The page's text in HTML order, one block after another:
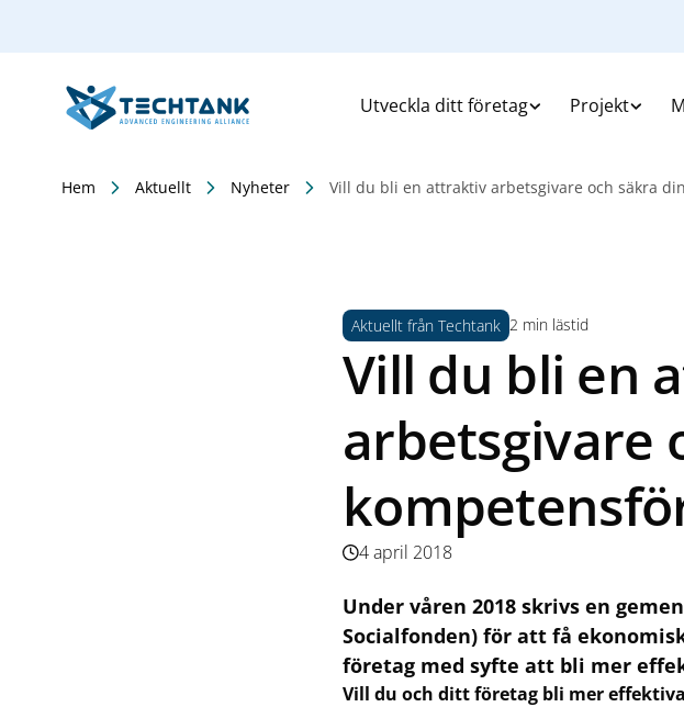
Utveckla ditt företag Projekt
Hem Aktuellt Nyheter Vill du bli en attraktiv arbetsgivare och säkra
Aktuellt från Techtank 2 min lästid
Vill du bli en
arbetsgivare
4 april 2018
Under våren 2018 skrivs en
Socialfonden) för att få
företag med syfte att bli mer
Vill du och ditt företag bli mer